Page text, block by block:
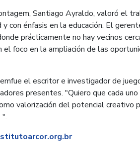
Santiago Ayraldo, valoró el
con énfasis en la educación. El
prácticamente no hay vecinos
foco en la ampliación de las
el escritor e investigador de
presentes. "Quiero que cada
valorización del potencial creativo
r